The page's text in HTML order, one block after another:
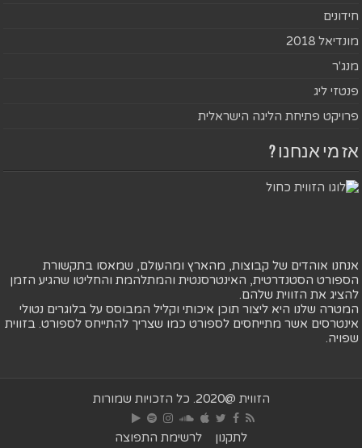
חידונים
מונדיאל 2018
מנג'ר
פנטזי ליג
פרויקט פתיחת הליגה הישראלית
אז מי אנחנו ?
אנחנו אוהדים של קבוצות, מהארץ ומהעולם, שמאסו בתקשורת
הספורט הסטנדרטית, האינטרסנטית והמתלהמת והחליטו שהגיע הזמן
להציג את הזווית שלהם.
המטרה שלנו היא ליצור תוכן איכותי וקליל המבוסס על בלוגרים נטולי
אינטרסים אשר מתייחסים לספורט כמו שצריך להתייחס לספורט. בזווית
שפויה.
הזווית @2020. כל הזכויות שמורות
לתקנון לרשימת התפוצה